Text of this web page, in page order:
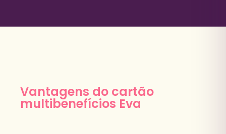
Vantagens do cartão
multibenefícios Eva